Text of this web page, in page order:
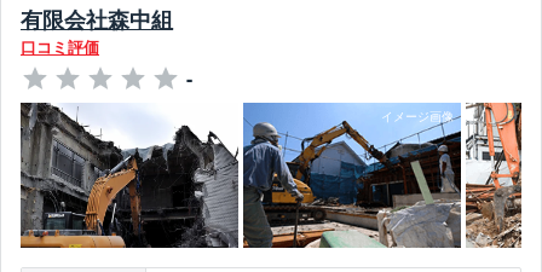
有限会社森中組
口コミ評価
-